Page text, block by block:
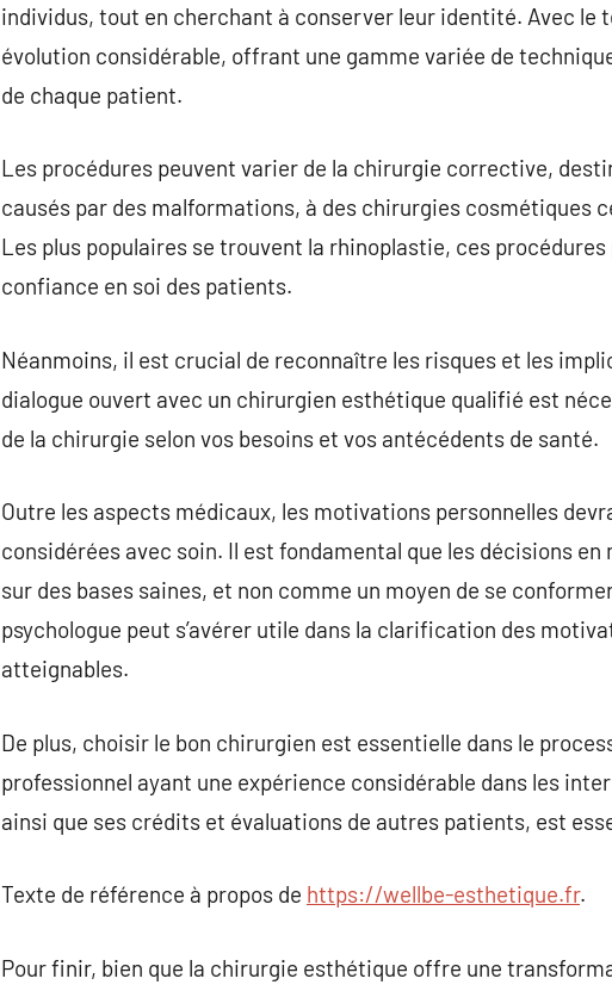
individus, tout en cherchant à conserver leur identité. Avec le
évolution considérable, offrant une gamme variée de
de chaque patient.
Les procédures peuvent varier de la chirurgie corrective,
causés par des malformations, à des chirurgies cosmétiques
Les plus populaires se trouvent la rhinoplastie, ces
confiance en soi des patients.
Néanmoins, il est crucial de reconnaître les risques et les
dialogue ouvert avec un chirurgien esthétique qualifié est
de la chirurgie selon vos besoins et vos antécédents de santé.
Outre les aspects médicaux, les motivations personnelles
considérées avec soin. Il est fondamental que les décisions
sur des bases saines, et non comme un moyen de se
psychologue peut s’avérer utile dans la clarification des
atteignables.
De plus, choisir le bon chirurgien est essentielle dans le
professionnel ayant une expérience considérable dans les
ainsi que ses crédits et évaluations de autres patients, est
Texte de référence à propos de https://wellbe-esthetique.fr.
Pour finir, bien que la chirurgie esthétique offre une